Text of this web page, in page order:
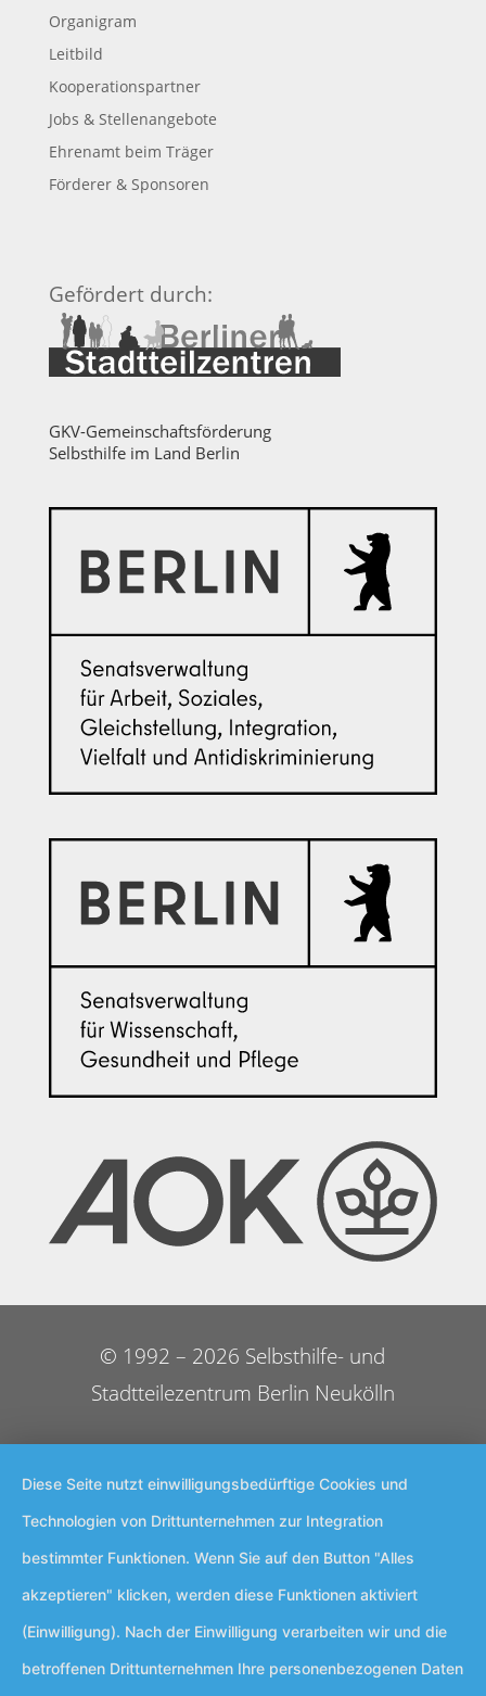
Organigram
Leitbild
Kooperationspartner
Jobs & Stellenangebote
Ehrenamt beim Träger
Förderer & Sponsoren
Gefördert durch:
GKV-Gemeinschaftsförderung
Selbsthilfe im Land Berlin
© 1992 – 2026 Selbsthilfe- und
Stadtteilezentrum Berlin Neukölln
Diese Seite nutzt einwilligungsbedürftige Cookies und
Technologien von Drittunternehmen zur Integration
bestimmter Funktionen. Wenn Sie auf den Button "Alles
akzeptieren" klicken, werden diese Funktionen aktiviert
(Einwilligung). Nach der Einwilligung verarbeiten wir und die
betroffenen Drittunternehmen Ihre personenbezogenen Daten